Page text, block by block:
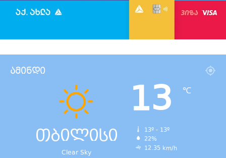
ამინდი
თბილისი
Clear Sky
13 ℃
13º - 13º
22%
12.35 km/h